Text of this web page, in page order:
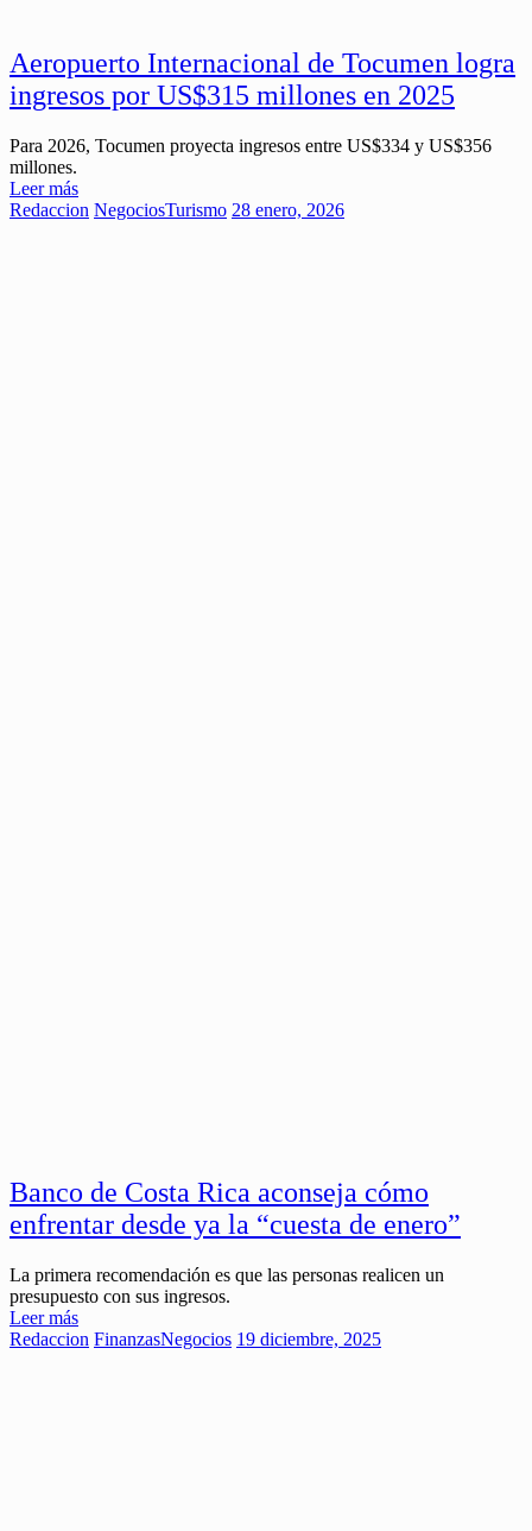
Aeropuerto Internacional de Tocumen logra
ingresos por US$315 millones en 2025
Para 2026, Tocumen proyecta ingresos entre US$334 y US$356
millones.
Leer más
Redaccion NegociosTurismo 28 enero, 2026
Banco de Costa Rica aconseja cómo
enfrentar desde ya la “cuesta de enero”
La primera recomendación es que las personas realicen un
presupuesto con sus ingresos.
Leer más
Redaccion FinanzasNegocios 19 diciembre, 2025